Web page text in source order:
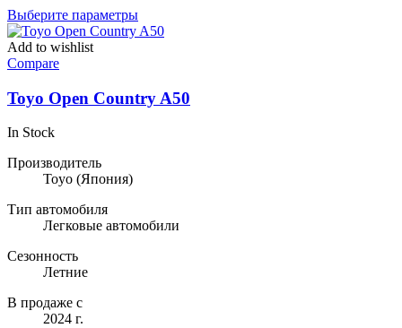
Выберите параметрыЭтот
товар
Опции
можно
Add to wishlist
Compare
Toyo Open Country A50
In Stock
Производитель
Toyo (Япония)
Тип автомобиля
Легковые автомобили
Сезонность
Летние
В продаже с
2024 г.